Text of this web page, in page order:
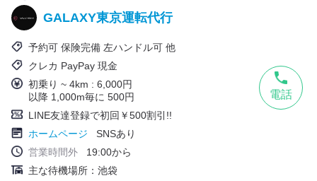
GALAXY東京運転代行
予約可 保険完備 左ハンドル可 他
クレカ PayPay 現金
初乗り ~ 4km : 6,000円
以降 1,000m毎に 500円
LINE友達登録で初回￥500割引!!
ホームページ
SNSあり
営業時間外
19:00から
主な待機場所：池袋
電話